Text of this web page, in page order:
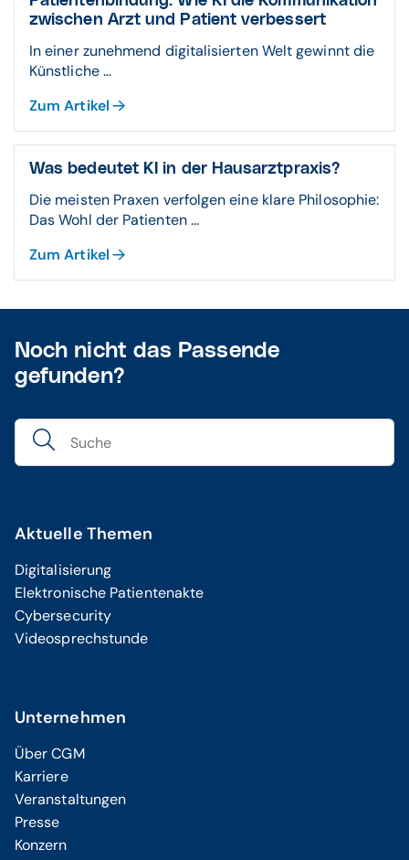
zwischen Arzt und Patient verbessert
In einer zunehmend digitalisierten Welt gewinnt die
Künstliche ...
Zum Artikel
Was bedeutet KI in der Hausarztpraxis?
Die meisten Praxen verfolgen eine klare Philosophie:
Das Wohl der Patienten ...
Zum Artikel
Noch nicht das Passende
gefunden?
Aktuelle Themen
Digitalisierung
Elektronische Patientenakte
Cybersecurity
Videosprechstunde
Unternehmen
Über CGM
Karriere
Veranstaltungen
Presse
Konzern